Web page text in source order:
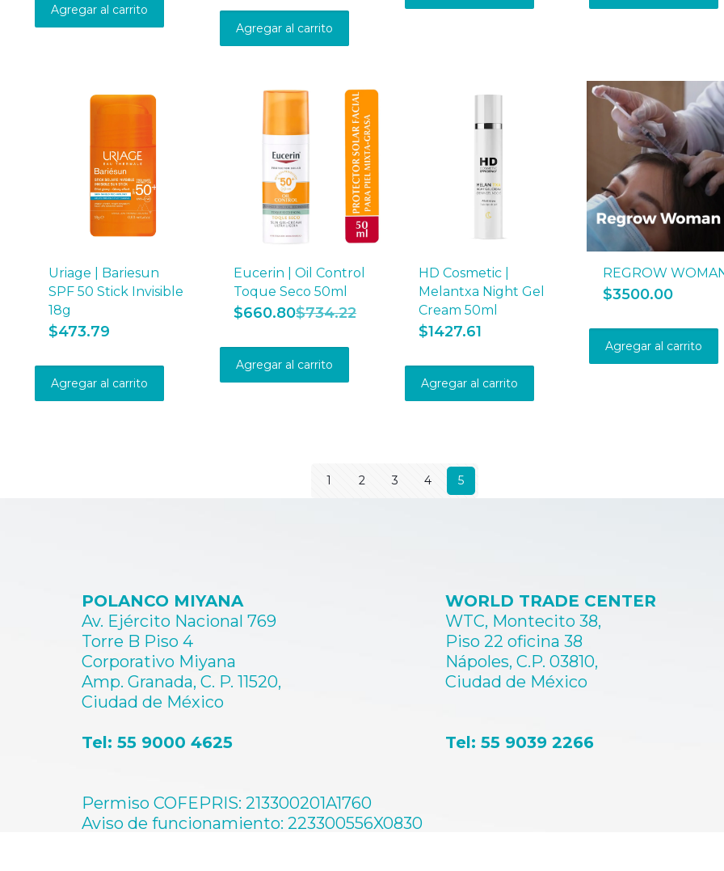
Agregar al carrito
Agregar al carrito
Uriage | Bariesun
SPF 50 Stick Invisible
18g
$473.79
Agregar al carrito
Eucerin | Oil Control
Toque Seco 50ml
$660.80$734.22
Agregar al carrito
HD Cosmetic |
Melantxa Night Gel
Cream 50ml
$1427.61
Agregar al carrito
REGROW
$3500.00
Agregar al carrito
1 2 3 4 5
POLANCO MIYANA
Av. Ejército Nacional 769
Torre B Piso 4
Corporativo Miyana
Amp. Granada, C. P. 11520,
Ciudad de México
WORLD TRADE CENTER
WTC, Montecito 38,
Piso 22 oficina 38
Nápoles, C.P. 03810,
Ciudad de México
Permiso COFEPRIS: 213300201A1760
Aviso de funcionamiento: 223300556X0830
Tel: 55 9000 4625 Tel: 55 9039 2266